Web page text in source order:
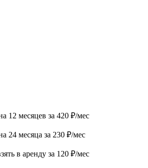
12 месяцев за 420 ₽/мес
24 месяца за 230 ₽/мес
в аренду за 120 ₽/мес